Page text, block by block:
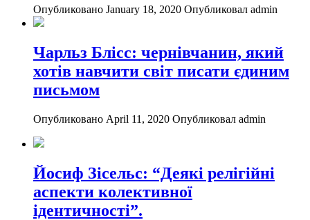
Опубликовано January 18, 2020 Опубликовал admin
Чарльз Блісс: чернівчанин, який
хотів навчити світ писати єдиним
письмом
Опубликовано April 11, 2020 Опубликовал admin
Йосиф Зісельс: “Деякі релігійні
аспекти колективної
ідентичності”.